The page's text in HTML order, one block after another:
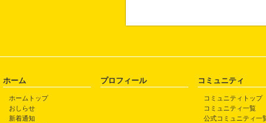
ホーム
ホームトップ
おしらせ
新着通知
プロフィール コミュニティ
コミュニティトップ
コミュニティ一覧
公式コミュニティ一